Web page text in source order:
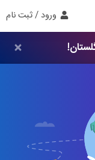
ورود / ثبت نام